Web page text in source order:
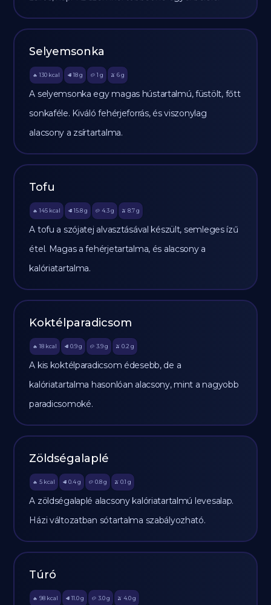
Selyemsonka
🔥 130 kcal 🥩 18 g 🥔 1 g 🫒 6 g
A selyemsonka egy magas hústartalmú, füstölt, főtt
sonkaféle. Kiváló fehérjeforrás, és viszonylag
alacsony a zsírtartalma.
Tofu
🔥 145 kcal 🥩 15.8 g 🥔 4.3g 🫒 8.7 g
A tofu a szójatej alvasztásával készült, semleges ízű
étel. Magas a fehérjetartalma, és alacsony a
kalóriatartalma.
Koktélparadicsom
🔥 18 kcal 🥩 0.9 g 🥔 3.9g 🫒 0.2 g
A kis koktélparadicsom édesebb, de a
kalóriatartalma hasonlóan alacsony, mint a nagyobb
paradicsomoké.
Zöldségalaplé
🔥 5 kcal 🥩 0.4 g 🥔 0.8g 🫒 0.1 g
A zöldségalaplé alacsony kalóriatartalmú levesalap.
Házi változatban sótartalma szabályozható.
Túró
🔥 98 kcal 🥩 11.0 g 🥔 3.0g 🫒 4.0 g